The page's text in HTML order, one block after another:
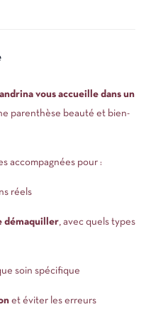
vous accueille dans un
parenthèse beauté et bien-
accompagnées pour :
réels
démaquiller, avec quels types
soin spécifique
et éviter les erreurs